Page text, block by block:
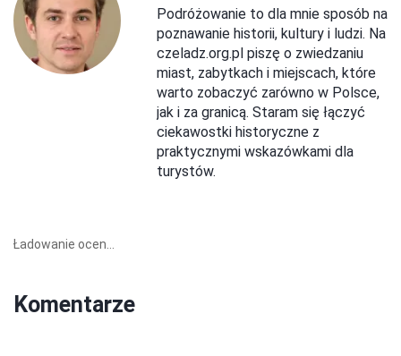
Podróżowanie to dla mnie sposób na
poznawanie historii, kultury i ludzi. Na
czeladz.org.pl piszę o zwiedzaniu
miast, zabytkach i miejscach, które
warto zobaczyć zarówno w Polsce,
jak i za granicą. Staram się łączyć
ciekawostki historyczne z
praktycznymi wskazówkami dla
turystów.
Ładowanie ocen...
Komentarze